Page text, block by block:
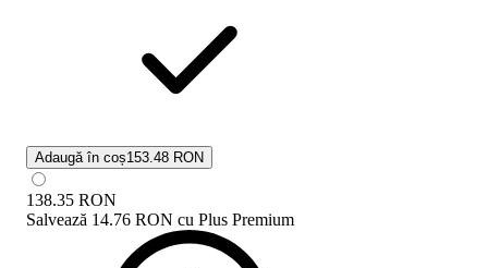
Adaugă în coș153.48 RON
138.35 RON
Salvează 14.76 RON cu Plus Premium